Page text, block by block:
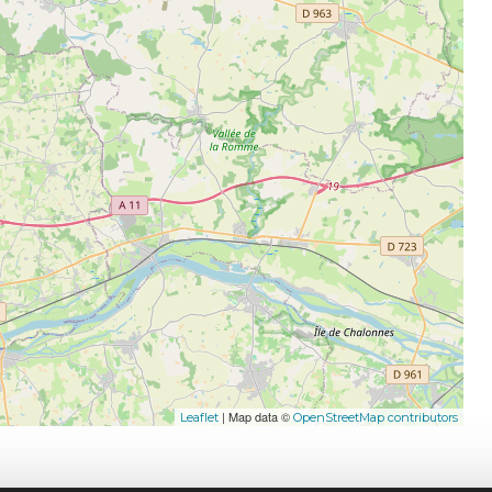
Leaflet | Map data © OpenStreetMap contributors